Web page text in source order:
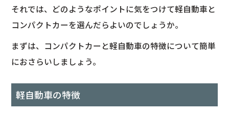
それでは、どのようなポイントに気をつけて軽自動車と
コンパクトカーを選んだらよいのでしょうか。
まずは、コンパクトカーと軽自動車の特徴について簡単
におさらいしましょう。
軽自動車の特徴